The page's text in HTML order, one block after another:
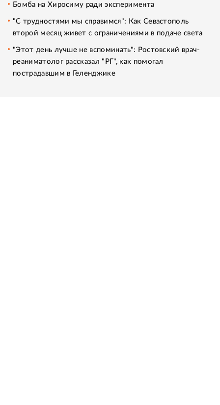
Бомба на Хиросиму ради эксперимента
"С трудностями мы справимся": Как Севастополь
второй месяц живет с ограничениями в подаче света
"Этот день лучше не вспоминать": Ростовский врач-
реаниматолог рассказал "РГ", как помогал
пострадавшим в Геленджике